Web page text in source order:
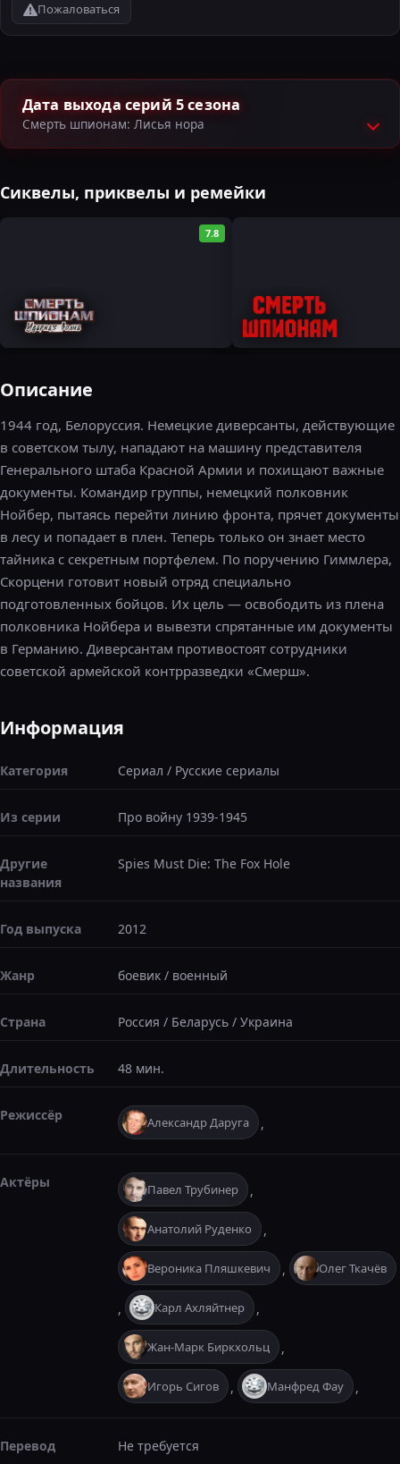
Пожаловаться
Дата выхода серий 5 сезона
Смерть шпионам: Лисья нора
Сиквелы, приквелы и ремейки
7.8
Описание
1944 год, Белоруссия. Немецкие диверсанты, действующие
в советском тылу, нападают на машину представителя
Генерального штаба Красной Армии и похищают важные
документы. Командир группы, немецкий полковник
Нойбер, пытаясь перейти линию фронта, прячет документы
в лесу и попадает в плен. Теперь только он знает место
тайника с секретным портфелем. По поручению Гиммлера,
Скорцени готовит новый отряд специально
подготовленных бойцов. Их цель — освободить из плена
полковника Нойбера и вывезти спрятанные им документы
в Германию. Диверсантам противостоят сотрудники
советской армейской контрразведки «Смерш».
Информация
Категория Сериал / Русские сериалы
Из серии Про войну 1939-1945
Другие
названия
Spies Must Die: The Fox Hole
Год выпуска 2012
Жанр боевик / военный
Страна Россия / Беларусь / Украина
Длительность 48 мин.
Режиссёр Александр Даруга ,
Актёры Павел Трубинер ,
Анатолий Руденко ,
Вероника Пляшкевич , Олег Ткачёв
, Карл Ахляйтнер ,
Жан-Марк Биркхольц ,
Игорь Сигов , Манфред Фау ,
Перевод Не требуется